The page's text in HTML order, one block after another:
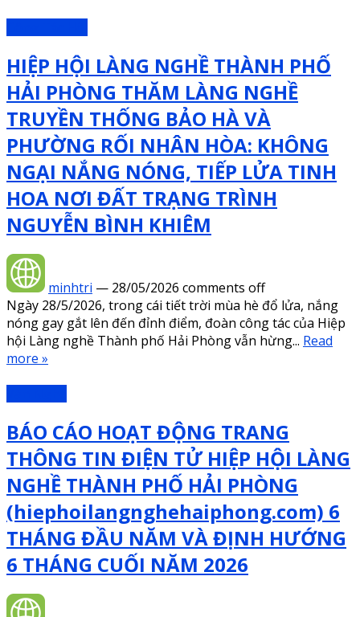
HIỆP HỘI LÀNG NGHỀ THÀNH PHỐ
HẢI PHÒNG THĂM LÀNG NGHỀ
TRUYỀN THỐNG BẢO HÀ VÀ
PHƯỜNG RỐI NHÂN HÒA: KHÔNG
NGẠI NẮNG NÓNG, TIẾP LỬA TINH
HOA NƠI ĐẤT TRẠNG TRÌNH
NGUYỄN BÌNH KHIÊM
minhtri — 28/05/2026 comments off
Ngày 28/5/2026, trong cái tiết trời mùa hè đổ lửa, nắng
nóng gay gắt lên đến đỉnh điểm, đoàn công tác của Hiệp
hội Làng nghề Thành phố Hải Phòng vẫn hừng... Read
more »
BÁO CÁO HOẠT ĐỘNG TRANG
THÔNG TIN ĐIỆN TỬ HIỆP HỘI LÀNG
NGHỀ THÀNH PHỐ HẢI PHÒNG
(hiephoilangnghehaiphong.com) 6
THÁNG ĐẦU NĂM VÀ ĐỊNH HƯỚNG
6 THÁNG CUỐI NĂM 2026